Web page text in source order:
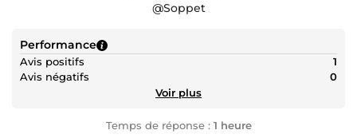
@Soppet
Performance
Avis positifs
1
Avis négatifs
0
Voir plus
Temps de réponse : 1 heure